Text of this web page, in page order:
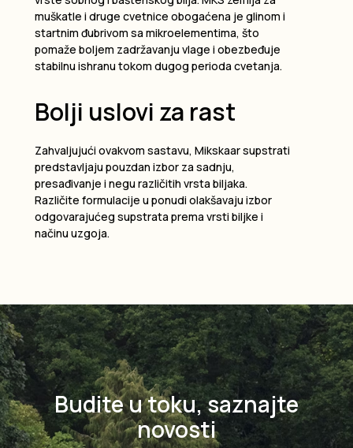
muškatle i druge cvetnice obogaćena je glinom i
startnim đubrivom sa mikroelementima, što
pomaže boljem zadržavanju vlage i obezbeđuje
stabilnu ishranu tokom dugog perioda cvetanja.
Bolji uslovi za rast
Zahvaljujući ovakvom sastavu, Mikskaar supstrati
predstavljaju pouzdan izbor za sadnju,
presađivanje i negu različitih vrsta biljaka.
Različite formulacije u ponudi olakšavaju izbor
odgovarajućeg supstrata prema vrsti biljke i
načinu uzgoja.
Budite u toku, saznajte
novosti